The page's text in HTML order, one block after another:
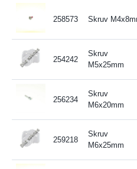
258573 Skruv
254242
Skruv
M5x25mm
256234
Skruv
M6x20mm
259218
Skruv
M6x25mm